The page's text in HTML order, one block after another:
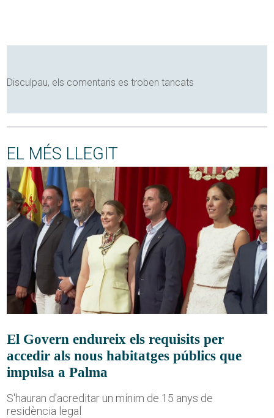
Disculpau, els comentaris es troben tancats
EL MÉS LLEGIT
El Govern endureix els requisits per
accedir als nous habitatges públics que
impulsa a Palma
S'hauran d'acreditar un mínim de 15 anys de
residència legal